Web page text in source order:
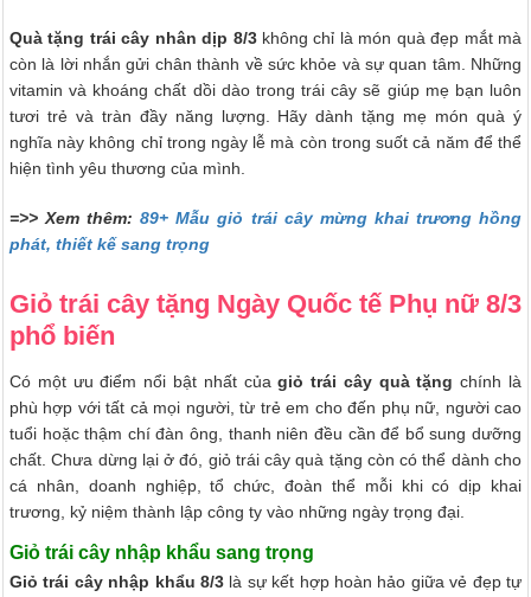
Quà tặng trái cây nhân dịp 8/3không chỉ là món quà đẹp mắt mà
còn là lời nhắn gửi chân thành về sức khỏe và sự quan tâm. Những
vitamin và khoáng chất dồi dào trong trái cây sẽ giúp mẹ bạn luôn
tươi trẻ và tràn đầy năng lượng. Hãy dành tặng mẹ món quà ý
nghĩa này không chỉ trong ngày lễ mà còn trong suốt cả năm để thể
hiện tình yêu thương của mình.
=>> Xem thêm:89+ Mẫu giỏ trái cây mừng khai trương hồng
phát, thiết kế sang trọng
Giỏ trái cây tặng Ngày Quốc tế Phụ nữ 8/3
phổ biến
Có một ưu điểm nổi bật nhất củagiỏ trái cây quà tặng chính là
phù hợp với tất cả mọi người, từ trẻ em cho đến phụ nữ, người cao
tuổi hoặc thậm chí đàn ông, thanh niên đều cần để bổ sung dưỡng
chất. Chưa dừng lại ở đó, giỏ trái cây quà tặng còn có thể dành cho
cá nhân, doanh nghiệp, tổ chức, đoàn thể mỗi khi có dịp khai
trương, kỷ niệm thành lập công ty vào những ngày trọng đại.
Giỏ trái cây nhập khẩu sang trọng
Giỏ trái cây nhập khẩu 8/3 là sự kết hợp hoàn hảo giữa vẻ đẹp tự